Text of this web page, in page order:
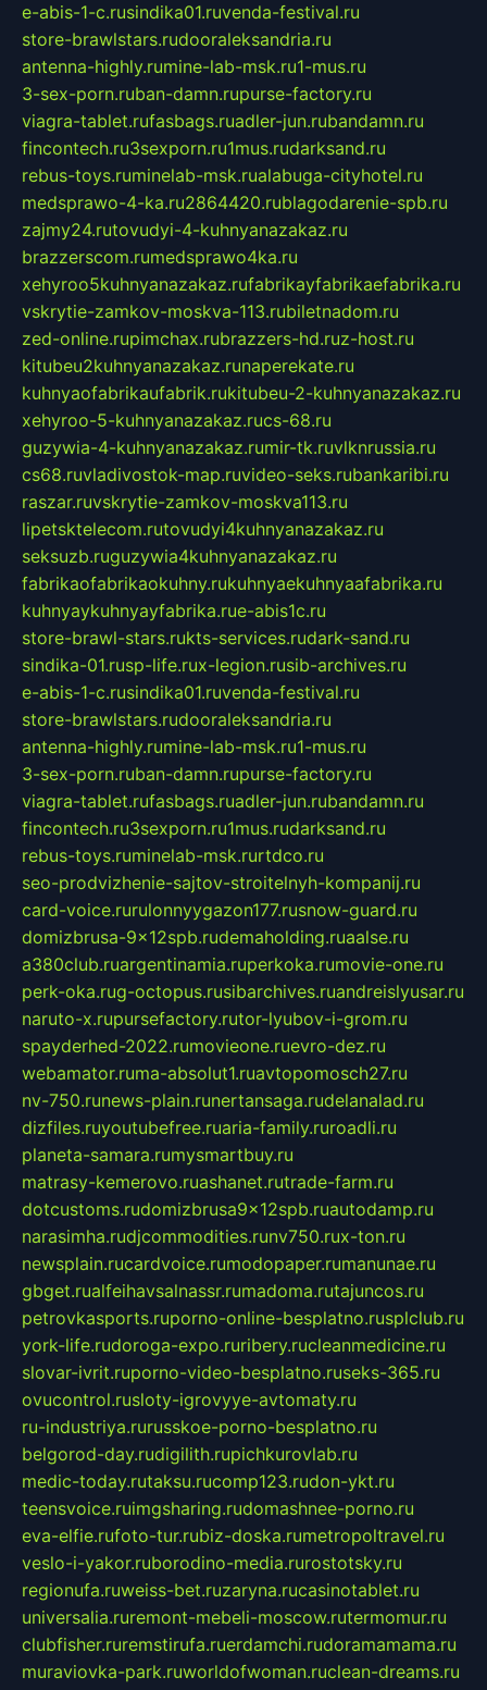
e-abis-1-c.rusindika01.ruvenda-festival.ru
store-brawlstars.rudooraleksandria.ru
antenna-highly.rumine-lab-msk.ru1-mus.ru
3-sex-porn.ruban-damn.rupurse-factory.ru
viagra-tablet.rufasbags.ruadler-jun.rubandamn.ru
fincontech.ru3sexporn.ru1mus.rudarksand.ru
rebus-toys.ruminelab-msk.rualabuga-cityhotel.ru
medsprawo-4-ka.ru2864420.rublagodarenie-spb.ru
zajmy24.rutovudyi-4-kuhnyanazakaz.ru
brazzerscom.rumedsprawo4ka.ru
xehyroo5kuhnyanazakaz.rufabrikayfabrikaefabrika.ru
vskrytie-zamkov-moskva-113.rubiletnadom.ru
zed-online.rupimchax.rubrazzers-hd.ruz-host.ru
kitubeu2kuhnyanazakaz.runaperekate.ru
kuhnyaofabrikaufabrik.rukitubeu-2-kuhnyanazakaz.ru
xehyroo-5-kuhnyanazakaz.rucs-68.ru
guzywia-4-kuhnyanazakaz.rumir-tk.ruvlknrussia.ru
cs68.ruvladivostok-map.ruvideo-seks.rubankaribi.ru
raszar.ruvskrytie-zamkov-moskva113.ru
lipetsktelecom.rutovudyi4kuhnyanazakaz.ru
seksuzb.ruguzywia4kuhnyanazakaz.ru
fabrikaofabrikaokuhny.rukuhnyaekuhnyaafabrika.ru
kuhnyaykuhnyayfabrika.rue-abis1c.ru
store-brawl-stars.rukts-services.rudark-sand.ru
sindika-01.rusp-life.rux-legion.rusib-archives.ru
e-abis-1-c.rusindika01.ruvenda-festival.ru
store-brawlstars.rudooraleksandria.ru
antenna-highly.rumine-lab-msk.ru1-mus.ru
3-sex-porn.ruban-damn.rupurse-factory.ru
viagra-tablet.rufasbags.ruadler-jun.rubandamn.ru
fincontech.ru3sexporn.ru1mus.rudarksand.ru
rebus-toys.ruminelab-msk.rurtdco.ru
seo-prodvizhenie-sajtov-stroitelnyh-kompanij.ru
card-voice.rurulonnyygazon177.rusnow-guard.ru
domizbrusa-9x12spb.rudemaholding.ruaalse.ru
a380club.ruargentinamia.ruperkoka.rumovie-one.ru
perk-oka.rug-octopus.rusibarchives.ruandreislyusar.ru
naruto-x.rupursefactory.rutor-lyubov-i-grom.ru
spayderhed-2022.rumovieone.ruevro-dez.ru
webamator.ruma-absolut1.ruavtopomosch27.ru
nv-750.runews-plain.runertansaga.rudelanalad.ru
dizfiles.ruyoutubefree.ruaria-family.ruroadli.ru
planeta-samara.rumysmartbuy.ru
matrasy-kemerovo.ruashanet.rutrade-farm.ru
dotcustoms.rudomizbrusa9x12spb.ruautodamp.ru
narasimha.rudjcommodities.runv750.rux-ton.ru
newsplain.rucardvoice.rumodopaper.rumanunae.ru
gbget.rualfeihavsalnassr.rumadoma.rutajuncos.ru
petrovkasports.ruporno-online-besplatno.rusplclub.ru
york-life.rudoroga-expo.ruribery.rucleanmedicine.ru
slovar-ivrit.ruporno-video-besplatno.ruseks-365.ru
ovucontrol.rusloty-igrovyye-avtomaty.ru
ru-industriya.rurusskoe-porno-besplatno.ru
belgorod-day.rudigilith.rupichkurovlab.ru
medic-today.rutaksu.rucomp123.rudon-ykt.ru
teensvoice.ruimgsharing.rudomashnee-porno.ru
eva-elfie.rufoto-tur.rubiz-doska.rumetropoltravel.ru
veslo-i-yakor.ruborodino-media.rurostotsky.ru
regionufa.ruweiss-bet.ruzaryna.rucasinotablet.ru
universalia.ruremont-mebeli-moscow.rutermomur.ru
clubfisher.ruremstirufa.ruerdamchi.rudoramamama.ru
muraviovka-park.ruworldofwoman.ruclean-dreams.ru